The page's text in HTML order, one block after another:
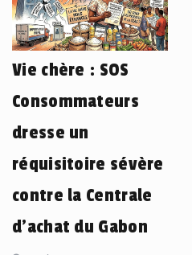
Vie chère : SOS
Consommateurs
dresse un
réquisitoire sévère
contre la Centrale
d’achat du Gabon